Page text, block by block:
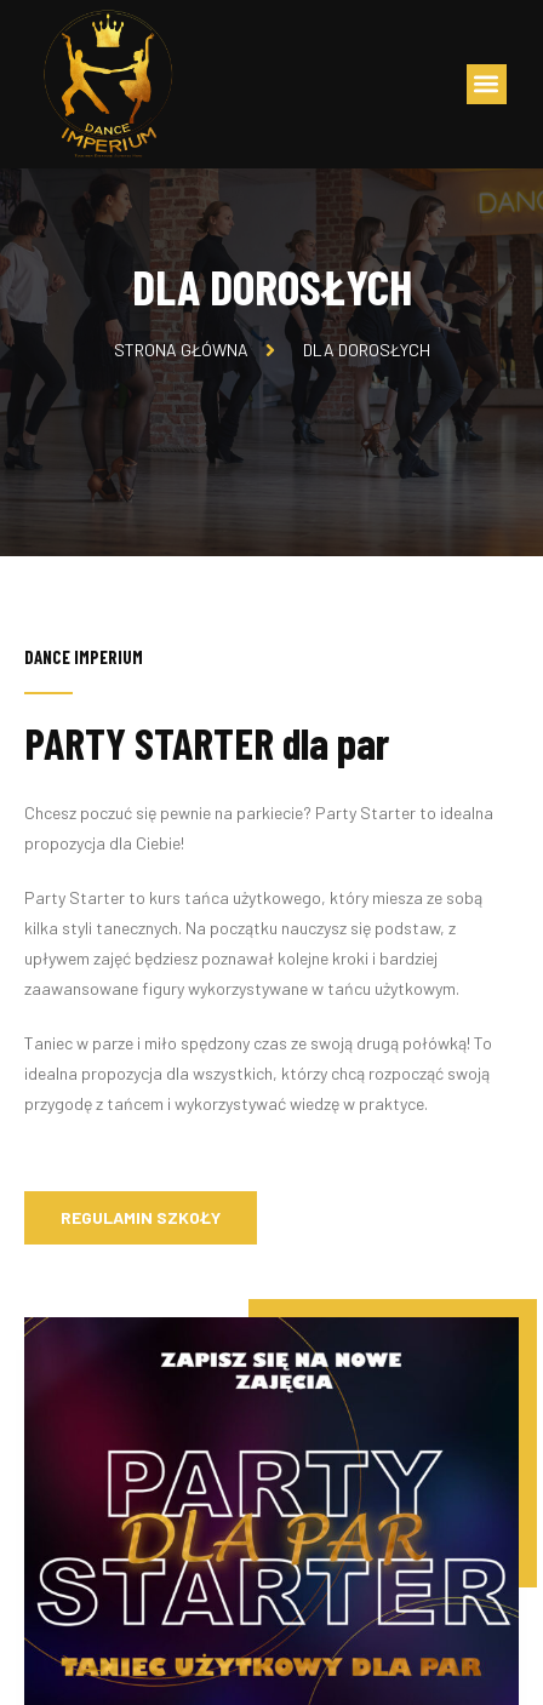
DLA DOROSŁYCH
STRONA GŁÓWNA DLA DOROSŁYCH
DANCE IMPERIUM
PARTY STARTER dla par
Chcesz poczuć się pewnie na parkiecie? Party Starter to idealna
propozycja dla Ciebie!
Party Starter to kurs tańca użytkowego, który miesza ze sobą
kilka styli tanecznych. Na początku nauczysz się podstaw, z
upływem zajęć będziesz poznawał kolejne kroki i bardziej
zaawansowane figury wykorzystywane w tańcu użytkowym.
Taniec w parze i miło spędzony czas ze swoją drugą połówką! To
idealna propozycja dla wszystkich, którzy chcą rozpocząć swoją
przygodę z tańcem i wykorzystywać wiedzę w praktyce.
REGULAMIN SZKOŁY